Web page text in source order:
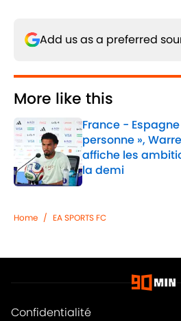
Add us as a preferred
More like this
France -
personne »,
affiche les
la demi
Published by on
Home / EA SPORTS FC
Confidentialité